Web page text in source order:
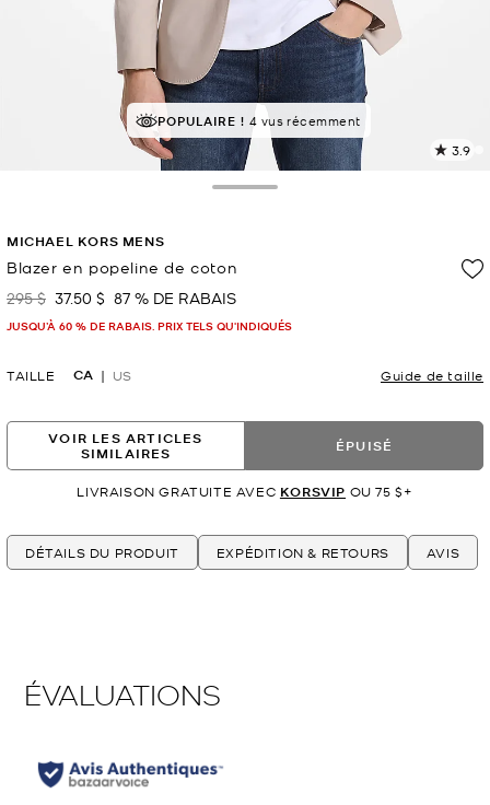
POPULAIRE ! 4 vus récemment
3.9
MICHAEL KORS MENS
Blazer en popeline de coton
était
295 $ maintenant
37.50 $ 87 % DE RABAIS
JUSQU’À 60 % DE RABAIS. PRIX TELS QU'INDIQUÉS
TAILLE CA US Guide de taille
VOIR LES ARTICLES
SIMILAIRES
ÉPUISÉ
LIVRAISON GRATUITE AVEC KORSVIP OU 75 $+
DÉTAILS DU PRODUIT EXPÉDITION & RETOURS AVIS